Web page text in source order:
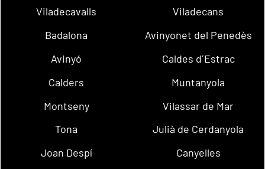
Viladecavalls
Viladecans
Badalona
Avinyonet del Penedès
Avinyó
Caldes d´Estrac
Calders
Muntanyola
Montseny
Vilassar de Mar
Tona
Julià de Cerdanyola
Joan Despí
Canyelles